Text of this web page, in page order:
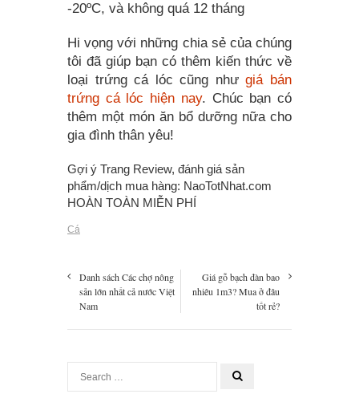
-20ºC, và không quá 12 tháng
Hi vọng với những chia sẻ của chúng
tôi đã giúp bạn có thêm kiến thức về
loại trứng cá lóc cũng nhưgiá bán
trứng cá lóc hiện nay. Chúc bạn có
thêm một món ăn bổ dưỡng nữa cho
gia đình thân yêu!
Gợi ý Trang Review, đánh giá sản
phẩm/dịch mua hàng: NaoTotNhat.com
HOÀN TOÀN MIỄN PHÍ
Cá
Danh sách Các chợ nông
sản lớn nhất cả nước Việt
Nam
Giá gỗ bạch đàn bao
nhiêu 1m3? Mua ở đâu
tốt rẻ?